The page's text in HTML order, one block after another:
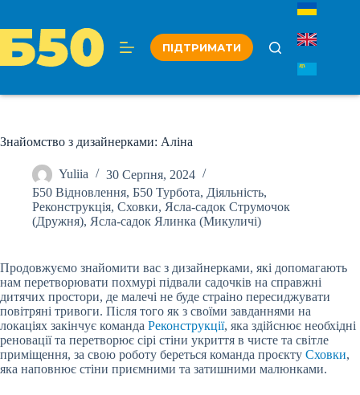
вмісту
ПІДТРИМАТИ
Знайомство з дизайнерками: Аліна
Yuliia
30 Серпня, 2024
Б50 Відновлення, Б50 Турбота, Діяльність,
Реконструкція, Сховки, Ясла-садок Струмочок
(Дружня), Ясла-садок Ялинка (Микуличі)
Продовжуємо знайомити вас з дизайнерками, які допомагають
нам перетворювати похмурі підвали садочків на справжні
дитячих простори, де малечі не буде страiно пересиджувати
повітряні тривоги. Після того як з своїми завданнями на
локаціях закінчує команда Реконструкції, яка здійснює необхідні
реновації та перетворює сірі стіни укриття в чисте та світле
приміщення, за свою роботу береться команда проєкту Сховки,
яка наповнює стіни приємними та затишними малюнками.